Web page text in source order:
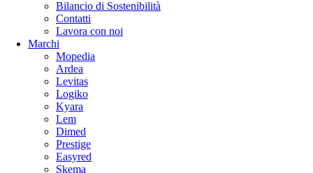
Bilancio di Sostenibilità
Contatti
Lavora con noi
Marchi
Mopedia
Ardea
Levitas
Logiko
Kyara
Lem
Dimed
Prestige
Easyred
Skema